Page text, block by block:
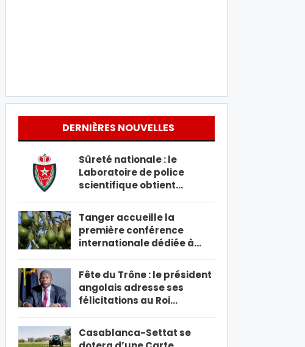
DERNIÈRES NOUVELLES
Sûreté nationale : le
Laboratoire de police
scientifique obtient…
Tanger accueille la
première conférence
internationale dédiée à…
Fête du Trône : le président
angolais adresse ses
félicitations au Roi…
Casablanca-Settat se